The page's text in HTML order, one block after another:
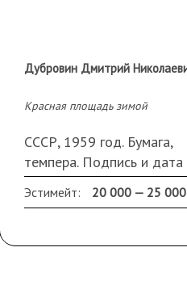
Красная площадь зимой
СССР, 1959 год. Бумага,
темпера. Подпись и дата
слева внизу. Рама, стекло
Эстимейт: 20 000 — 25 000